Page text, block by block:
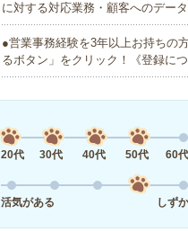
に対する対応業務・顧客へのデー
●営業事務経験を3年以上お持ちの
るボタン」をクリック！《登録に
20代
30代 40代 50代 60代
活気がある
しず